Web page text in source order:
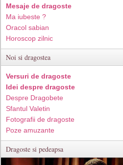
Mesaje de dragoste
Ma iubeste ?
Oracol sabian
Horoscop zilnic
Noi si dragostea
Versuri de dragoste
Idei despre dragoste
Despre Dragobete
Sfantul Valetin
Fotografii de dragoste
Poze amuzante
Dragoste si pedeapsa